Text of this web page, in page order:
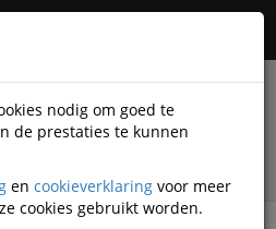
nodig om goed te
de prestaties te kunnen
en cookieverklaring voor meer
cookies gebruikt worden.